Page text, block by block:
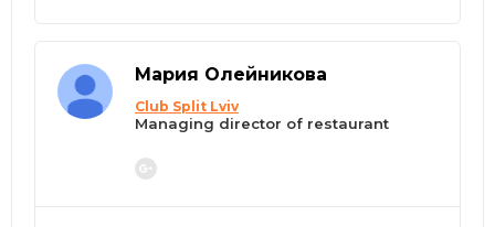
Мария Олейникова
Club Split Lviv
Managing director of restaurant